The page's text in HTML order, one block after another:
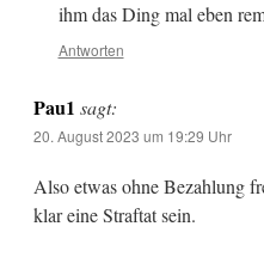
ihm das Ding mal eben
Antworten
Pau1 sagt:
20. August 2023 um 19:29 Uhr
Also etwas ohne Bezahlung
klar eine Straftat sein.